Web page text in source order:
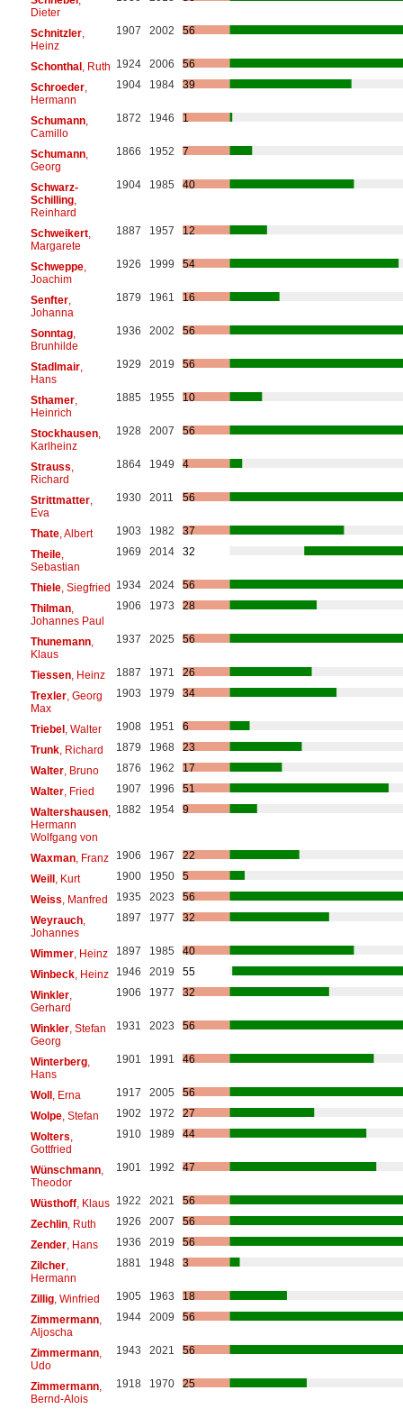
Dieter
Schnitzler,
Heinz
1907 2002 56
Schonthal, Ruth 1924 2006
56
Schroeder,
Hermann
1904 1984 39
Schumann,
Camillo
1872 1946 1
Schumann,
Georg
1866 1952 7
Schwarz-
Schilling,
Reinhard
1904 1985 40
Schweikert,
Margarete
1887 1957 12
Schweppe,
Joachim
1926 1999 54
Senfter,
Johanna
1879 1961 16
Sonntag,
Brunhilde
1936 2002 56
Stadlmair,
Hans
1929 2019 56
Sthamer,
Heinrich
1885 1955 10
Stockhausen,
Karlheinz
1928 2007 56
Strauss
Richard
1864 1949 4
Strittmatter,
Eva
1930 2011 56
Thate, Albert 1903 1982
37
Theile,
Sebastian
1969 2014 32
Thiele, Siegfried 1934 2024
56
Thilman,
Johannes Paul
1906 1973 28
Thunemann,
Klaus
1937 2025 56
Tiessen, Heinz 1887 1971
26
Trexler, Georg
Max
1903 1979 34
Triebel, Walter 1908 1951
6
Trunk, Richard 1879 1968
23
Walter, Bruno 1876 1962
17
Walter, Fried 1907 1996
51
Waltershausen,
Hermann
Wolfgang von
1882 1954 9
Waxman, Franz 1906 1967
22
Weill, Kurt 1900 1950
5
Weiss , Manfred 1935 2023
56
Weyrauch,
Johannes
1897 1977 32
Wimmer, Heinz 1897 1985
40
Winbeck, Heinz 1946 2019
55
Winkler,
Gerhard
1906 1977 32
Winkler, Stefan
Georg
1931 2023 56
Winterberg,
Hans
1901 1991 46
Woll, Erna 1917 2005
56
Wolpe, Stefan 1902 1972
27
Wolters
Gottfried
1910 1989 44
Wünschmann,
Theodor
1901 1992 47
Wüsthoff, Klaus 1922 2021
56
Zechlin, Ruth 1926 2007
56
Zender, Hans 1936 2019
56
Zilcher,
Hermann
1881 1948 3
Zillig, Winfried 1905 1963
18
Zimmermann,
Aljoscha
1944 2009 56
Zimmermann,
Udo
1943 2021 56
Zimmermann,
Bernd-Alois
1918 1970 25